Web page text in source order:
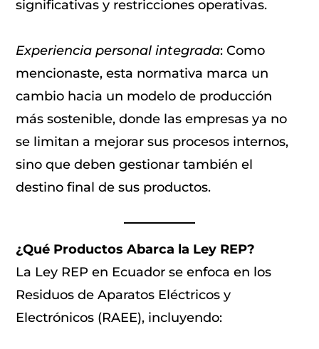
significativas y restricciones operativas.
Experiencia personal integrada: Como
mencionaste, esta normativa marca un
cambio hacia un modelo de producción
más sostenible, donde las empresas ya no
se limitan a mejorar sus procesos internos,
sino que deben gestionar también el
destino final de sus productos.
¿Qué Productos Abarca la Ley REP?
La Ley REP en Ecuador se enfoca en los
Residuos de Aparatos Eléctricos y
Electrónicos (RAEE), incluyendo: